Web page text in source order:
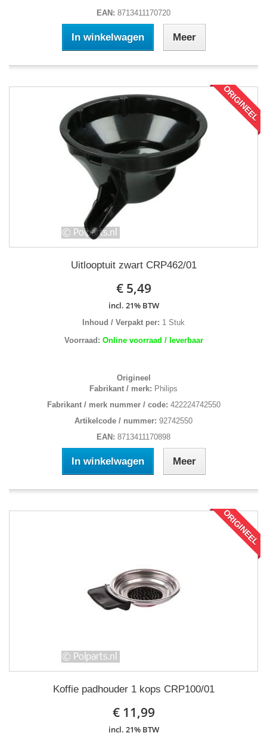
EAN: 8713411170720
In winkelwagen Meer
ORIGINEEL
Uitlooptuit zwart CRP462/01
€ 5,49
incl. 21% BTW
Inhoud / Verpakt per: 1 Stuk
Voorraad: Online voorraad / leverbaar
Origineel
Fabrikant / merk: Philips
Fabrikant / merk nummer / code: 422224742550
Artikelcode / nummer: 92742550
EAN: 8713411170898
In winkelwagen Meer
ORIGINEEL
Koffie padhouder 1 kops CRP100/01
€ 11,99
incl. 21% BTW